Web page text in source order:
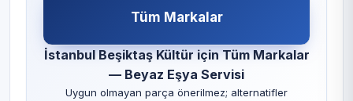
Tüm Markalar
İstanbul Beşiktaş Kültür için Tüm Markalar
— Beyaz Eşya Servisi
Uygun olmayan parça önerilmez; alternatifler